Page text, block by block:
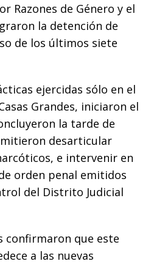
Razones de Género y el
la detención de
de los últimos siete
ejercidas sólo en el
Grandes, iniciaron el
la tarde de
desarticular
e intervenir en
orden penal emitidos
del Distrito Judicial
confirmaron que este
a las nuevas